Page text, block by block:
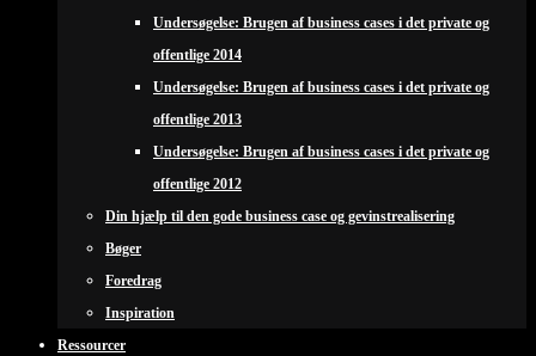
Undersøgelse: Brugen af business cases i det private og
offentlige 2014
Undersøgelse: Brugen af business cases i det private og
offentlige 2013
Undersøgelse: Brugen af business cases i det private og
offentlige 2012
Din hjælp til den gode business case og gevinstrealisering
Bøger
Foredrag
Inspiration
Ressourcer